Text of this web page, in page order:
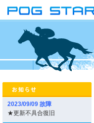
2023/09/09 故障
★更新不具合復旧